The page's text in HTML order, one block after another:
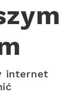
internet